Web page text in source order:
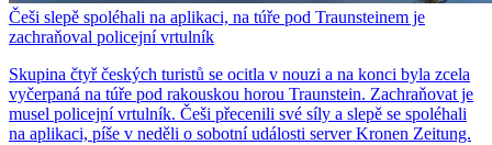
Češi slepě spoléhali na aplikaci, na túře pod Traunsteinem je
zachraňoval policejní vrtulník
Skupina čtyř českých turistů se ocitla v nouzi a na konci byla zcela
vyčerpaná na túře pod rakouskou horou Traunstein. Zachraňovat je
musel policejní vrtulník. Češi přecenili své síly a slepě se spoléhali
na aplikaci, píše v neděli o sobotní události server Kronen Zeitung.